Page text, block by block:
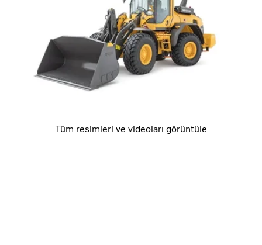
Tüm resimleri ve videoları görüntüle